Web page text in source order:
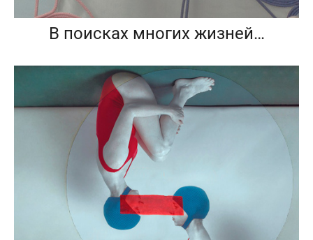
В поисках многих жизней…